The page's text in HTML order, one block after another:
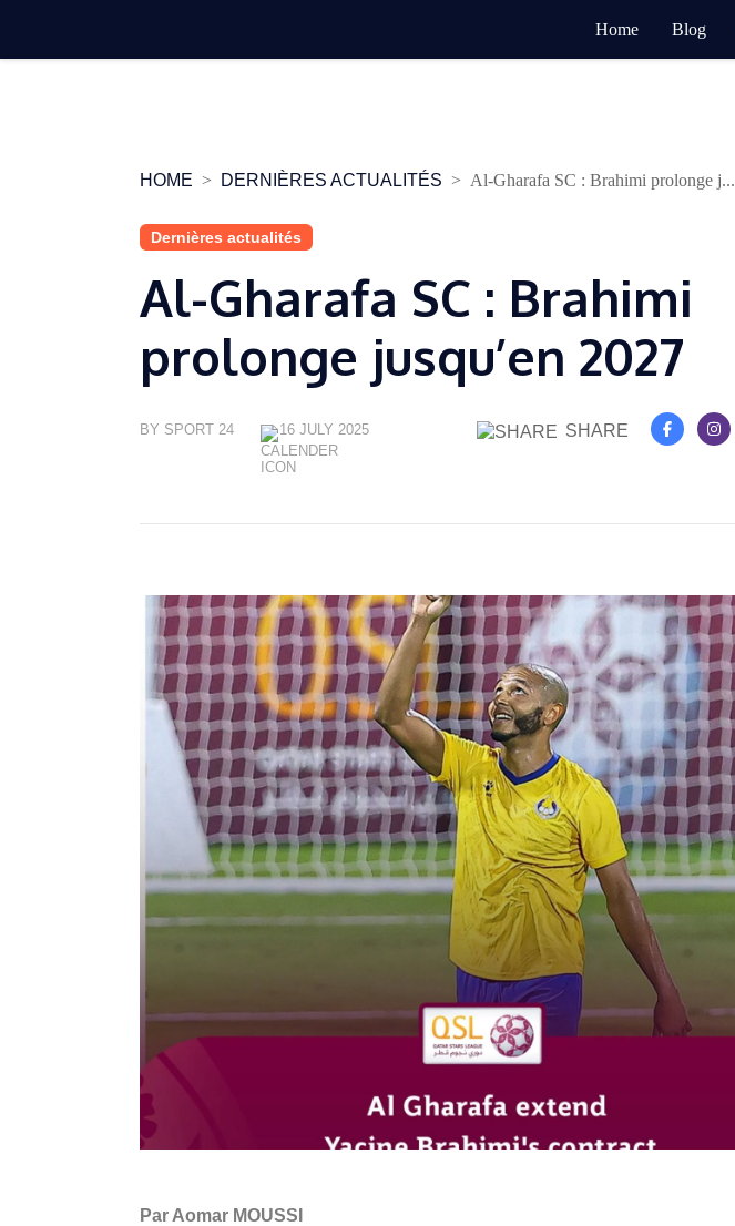
Home Blog
HOME DERNIÈRES ACTUALITÉS Al-Gharafa SC : Brahimi prolonge j...
Dernières actualités
Al-Gharafa SC : Brahimi
prolonge jusqu’en 2027
BY SPORT 24 16 JULY 2025 SHARE
Par Aomar MOUSSI